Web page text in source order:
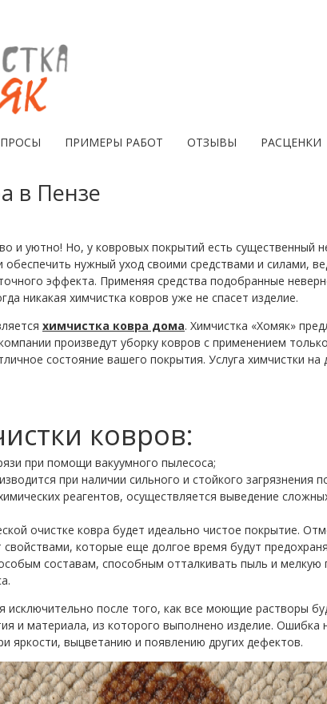
ПРИМЕРЫ РАБОТ ОТЗЫВЫ РАСЦЕНКИ
в Пензе
и уютно! Но, у ковровых покрытий есть существенный
нужный уход своими средствами и силами,
эффекта. Применяя средства подобранные
никакая химчистка ковров уже не спасет изделие.
химчистка ковра дома. Химчистка «Хомяк»
произведут уборку ковров с применением
состояние вашего покрытия. Услуга химчистки
ковров:
при помощи вакуумного пылесоса;
при наличии сильного и стойкого загрязнения
реагентов, осуществляется выведение
очистке ковра будет идеально чистое покрытие.
которые еще долгое время будут
составам, способным отталкивать пыль и мелкую
исключительно после того, как все моющие растворы
и материала, из которого выполнено изделие.
яркости, выцветанию и появлению других дефектов.